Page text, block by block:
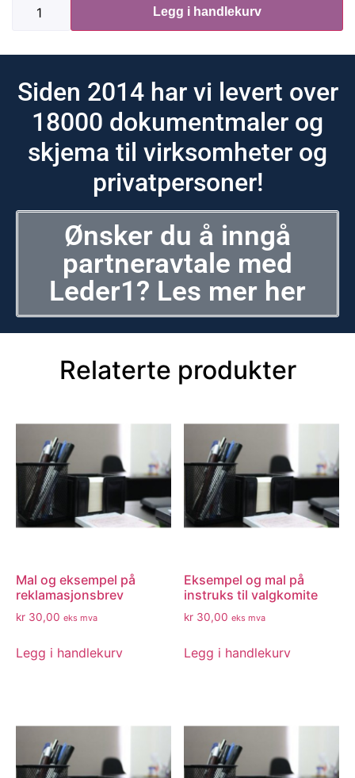
Legg i handlekurv
Siden 2014 har vi levert over
18000 dokumentmaler og
skjema til virksomheter og
privatpersoner!
Ønsker du å inngå
partneravtale med
Leder1? Les mer her
Relaterte produkter
Mal og eksempel på
reklamasjonsbrev
kr 30,00 eks mva
Legg i handlekurv
Eksempel og mal på
instruks til valgkomite
kr 30,00 eks mva
Legg i handlekurv